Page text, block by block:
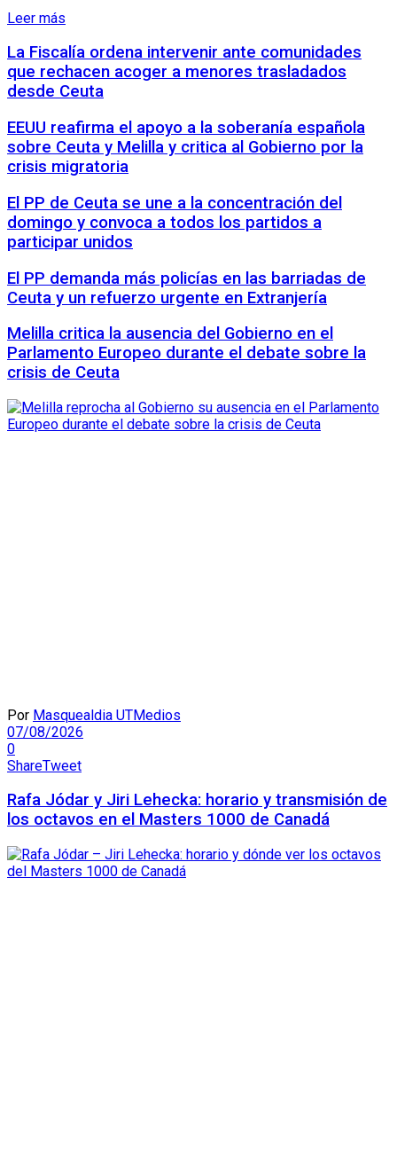
Leer más
La Fiscalía ordena intervenir ante comunidades
que rechacen acoger a menores trasladados
desde Ceuta
EEUU reafirma el apoyo a la soberanía española
sobre Ceuta y Melilla y critica al Gobierno por la
crisis migratoria
El PP de Ceuta se une a la concentración del
domingo y convoca a todos los partidos a
participar unidos
El PP demanda más policías en las barriadas de
Ceuta y un refuerzo urgente en Extranjería
Melilla critica la ausencia del Gobierno en el
Parlamento Europeo durante el debate sobre la
crisis de Ceuta
Por Masquealdia UTMedios
07/08/2026
0
ShareTweet
Rafa Jódar y Jiri Lehecka: horario y transmisión de
los octavos en el Masters 1000 de Canadá